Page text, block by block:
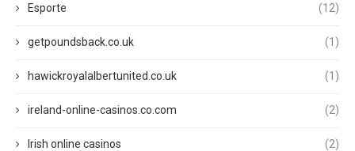
Esporte (12)
getpoundsback.co.uk (1)
hawickroyalalbertunited.co.uk (1)
ireland-online-casinos.co.com (2)
Irish online casinos (2)